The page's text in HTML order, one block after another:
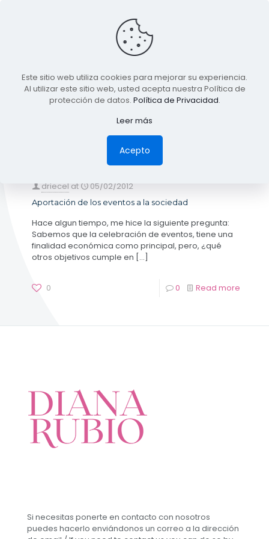
BLOG
TODA LA INFORMACIÓN
Tags Authors
driecel at 05/02/2012
Aportación de los eventos a la sociedad
Hace algun tiempo, me hice la siguiente pregunta:
Sabemos que la celebración de eventos, tiene una
finalidad económica como principal, pero, ¿qué
otros objetivos cumple en […]
0 0 Read more
Si necesitas ponerte en contacto con nosotros
puedes hacerlo enviándonos un correo a la dirección
Este sitio web utiliza cookies para mejorar su experiencia.
Al utilizar este sitio web, usted acepta nuestra Política de
protección de datos. Política de Privacidad.
Leer más
Acepto